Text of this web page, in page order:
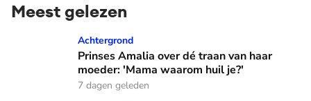
Meest gelezen
Prinses Amalia over dé traan van haar moeder: 'Mama
Achtergrond
Prinses Amalia over dé traan van haar
moeder: 'Mama waarom huil je?'
7 dagen geleden